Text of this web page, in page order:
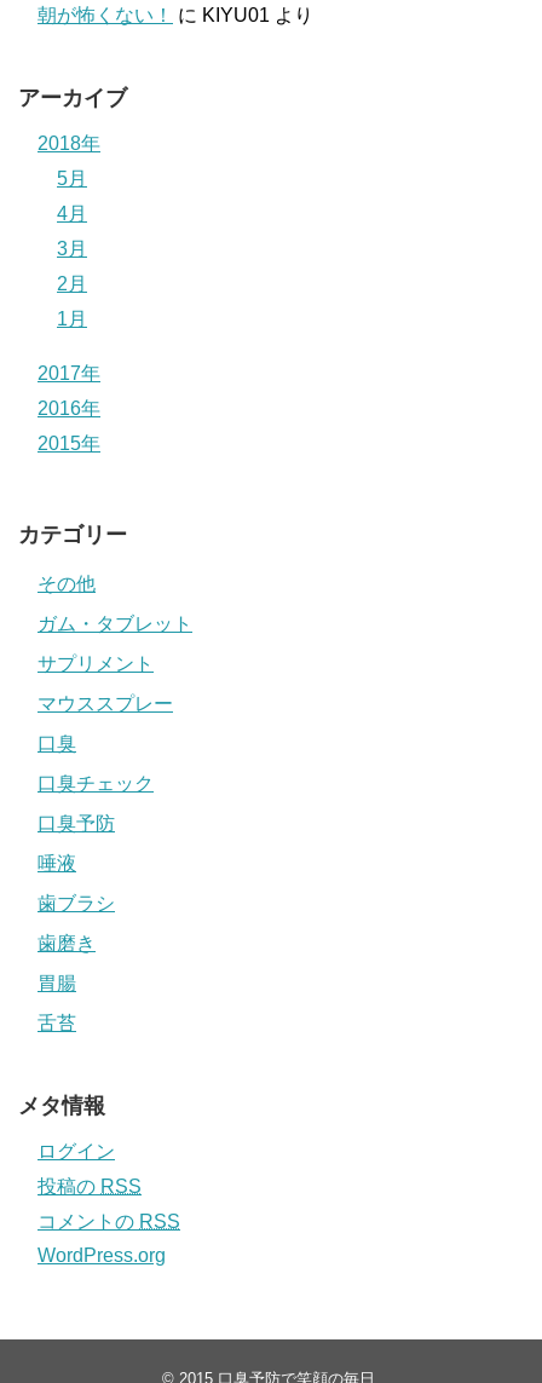
朝が怖くない！
に KIYU01 より
アーカイブ
2018年
5月
4月
3月
2月
1月
2017年
2016年
2015年
カテゴリー
その他
ガム・タブレット
サプリメント
マウススプレー
口臭
口臭チェック
口臭予防
唾液
歯ブラシ
歯磨き
胃腸
舌苔
メタ情報
ログイン
投稿の RSS
コメントの RSS
WordPress.org
© 2015 口臭予防で笑顔の毎日